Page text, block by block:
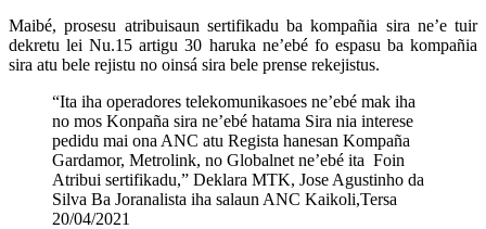
Maibé, prosesu atribuisaun sertifikadu ba kompañia sira ne’e tuir
dekretu lei Nu.15 artigu 30 haruka ne’ebé fo espasu ba kompañia
sira atu bele rejistu no oinsá sira bele prense rekejistus.
“Ita iha operadores telekomunikasoes ne’ebé mak iha
no mos Konpaña sira ne’ebé hatama Sira nia interese
pedidu mai ona ANC atu Regista hanesan Kompaña
Gardamor, Metrolink, no Globalnet ne’ebé ita Foin
Atribui sertifikadu,” Deklara MTK, Jose Agustinho da
Silva Ba Joranalista iha salaun ANC Kaikoli,Tersa
20/04/2021